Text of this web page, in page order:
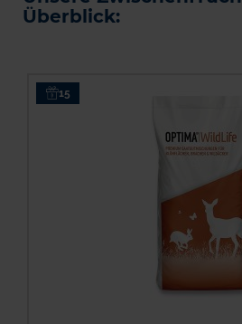
Überblick:
15